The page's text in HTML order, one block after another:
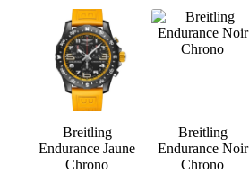
Breitling
Endurance Jaune
Chrono
Breitling
Endurance Noir
Chrono